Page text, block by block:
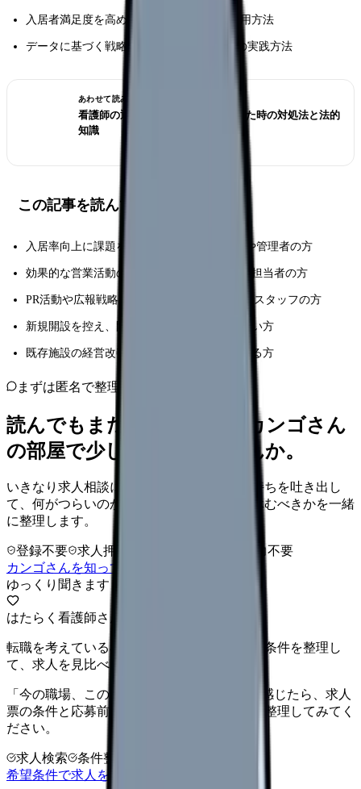
入居者満足度を高める受入体制の整備と運用方法
データに基づく戦略改善とPDCAサイクルの実践方法
あわせて読みたい
看護師の退職交渉術｜引き止められた時の対処法と法的
知識
この記事を読んでほしい人
入居率向上に課題を感じているGHの施設長や管理者の方
効果的な営業活動の方法を模索している営業担当者の方
PR活動や広報戦略の強化を検討している運営スタッフの方
新規開設を控え、開設後の運営戦略を立てたい方
既存施設の経営改善や体制強化を目指している方
まずは匿名で整理
読んでもまだ苦しいなら、カンゴさん
の部屋で少し話してみませんか。
いきなり求人相談には進みません。今の気持ちを吐き出し
て、何がつらいのか、辞めるべきか、少し休むべきかを一緒
に整理します。
登録不要 求人押し売りなし
病院名は入力不要
カンゴさんを知ってから相談する
ゆっくり聞きます
はたらく看護師さん 求人
転職を考えている看護師さんへ。まずは希望条件を整理し
て、求人を見比べられます。
「今の職場、このままでいいのかな...」そう感じたら、求人
票の条件と応募前に確認したい不安を分けて整理してみてく
ださい。
求人検索 条件整理
希望条件で求人を探す